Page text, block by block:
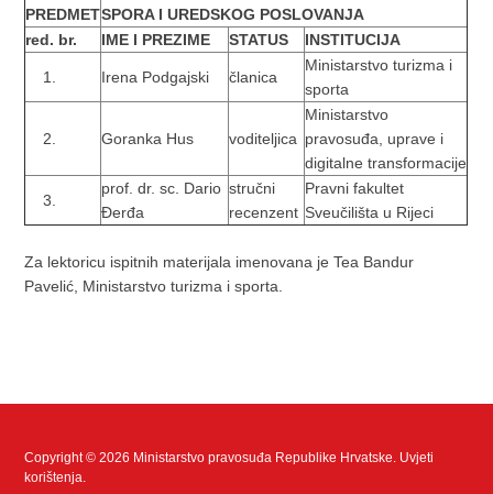
PREDMETSPORA I UREDSKOG POSLOVANJA
red. br.
IME I PREZIME STATUS INSTITUCIJA
Irena Podgajski članica
Ministarstvo turizma i
sporta
Goranka Hus voditeljica
Ministarstvo
pravosuđa, uprave i
digitalne transformacije
prof. dr. sc. Dario
Đerđa
stručni
recenzent
Pravni fakultet
Sveučilišta u Rijeci
Za lektoricu ispitnih materijala imenovana je Tea Bandur
Pavelić, Ministarstvo turizma i sporta.
Copyright © 2026 Ministarstvo pravosuđa Republike Hrvatske. Uvjeti
korištenja.